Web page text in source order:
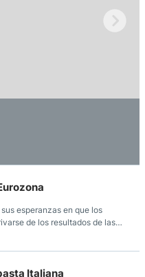
Históricos
esperanzas en que los
de los resultados de las
Italiana